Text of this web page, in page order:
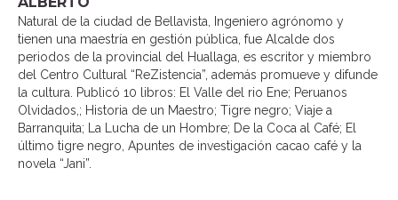
Natural de la ciudad de Bellavista, Ingeniero agrónomo y
tienen una maestría en gestión pública, fue Alcalde dos
periodos de la provincial del Huallaga, es escritor y miembro
del Centro Cultural “ReZistencia”, además promueve y difunde
la cultura. Publicó 10 libros: El Valle del rio Ene; Peruanos
Olvidados,; Historia de un Maestro; Tigre negro; Viaje a
Barranquita; La Lucha de un Hombre; De la Coca al Café; El
último tigre negro, Apuntes de investigación cacao café y la
novela “Jani”.